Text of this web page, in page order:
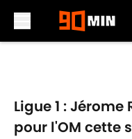
Ligue 1 :
pour l'OM cette